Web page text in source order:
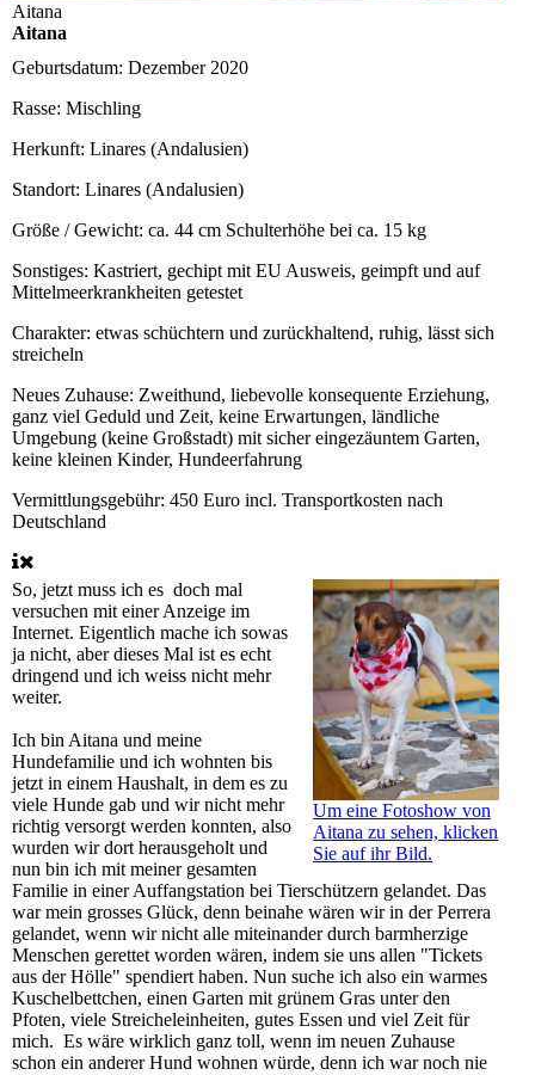
Aitana
Aitana
Geburtsdatum: Dezember 2020
Rasse: Mischling
Herkunft: Linares (Andalusien)
Standort: Linares (Andalusien)
Größe / Gewicht: ca. 44 cm Schulterhöhe bei ca. 15 kg
Sonstiges: Kastriert, gechipt mit EU Ausweis, geimpft und auf
Mittelmeerkrankheiten getestet
Charakter: etwas schüchtern und zurückhaltend, ruhig, lässt sich
streicheln
Neues Zuhause: Zweithund, liebevolle konsequente Erziehung,
ganz viel Geduld und Zeit, keine Erwartungen, ländliche
Umgebung (keine Großstadt) mit sicher eingezäuntem Garten,
keine kleinen Kinder, Hundeerfahrung
Vermittlungsgebühr: 450 Euro incl. Transportkosten nach
Deutschland
Um eine Fotoshow von
Aitana zu sehen, klicken
Sie auf ihr Bild.
So, jetzt muss ich es doch mal
versuchen mit einer Anzeige im
Internet. Eigentlich mache ich sowas
ja nicht, aber dieses Mal ist es echt
dringend und ich weiss nicht mehr
weiter.
Ich bin Aitana und meine
Hundefamilie und ich wohnten bis
jetzt in einem Haushalt, in dem es zu
viele Hunde gab und wir nicht mehr
richtig versorgt werden konnten, also
wurden wir dort herausgeholt und
nun bin ich mit meiner gesamten
Familie in einer Auffangstation bei Tierschützern gelandet. Das
war mein grosses Glück, denn beinahe wären wir in der Perrera
gelandet, wenn wir nicht alle miteinander durch barmherzige
Menschen gerettet worden wären, indem sie uns allen "Tickets
aus der Hölle" spendiert haben. Nun suche ich also ein warmes
Kuschelbettchen, einen Garten mit grünem Gras unter den
Pfoten, viele Streicheleinheiten, gutes Essen und viel Zeit für
mich. Es wäre wirklich ganz toll, wenn im neuen Zuhause
schon ein anderer Hund wohnen würde, denn ich war noch nie